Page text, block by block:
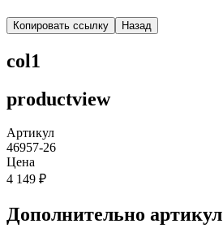
Копировать ссылку Назад
col1
productview
Артикул
46957-26
Цена
4 149 ₽
Дополнительно артикул